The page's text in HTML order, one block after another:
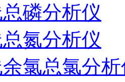
磷分析仪
氮分析仪
氯总氯分